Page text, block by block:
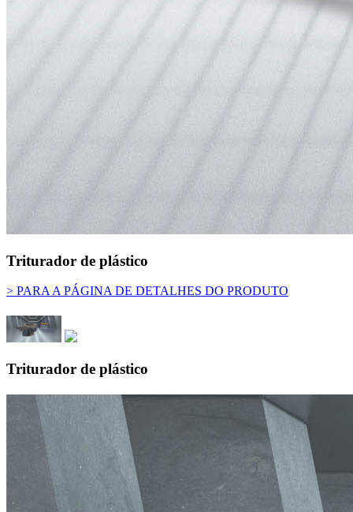
Triturador de plástico
> PARA A PÁGINA DE DETALHES DO PRODUTO
Triturador de plástico